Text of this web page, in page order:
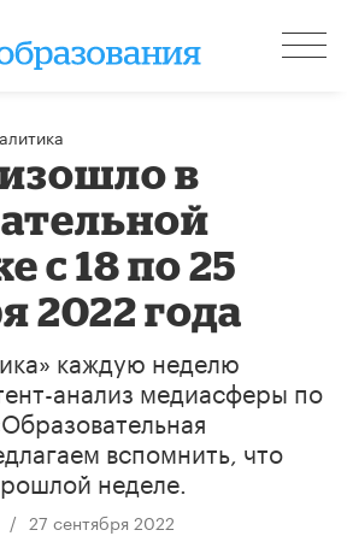
в
с 18 по 25
2022 года
каждую неделю
анализ медиасферы по
вспомнить, что
неделе.
/ 27 сентября 2022